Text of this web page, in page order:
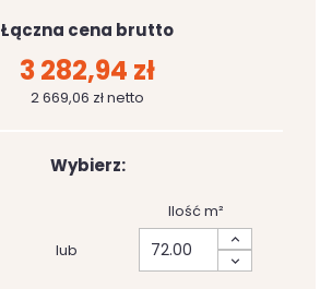
Łączna cena brutto
3 282,94 zł
2 669,06 zł netto
Wybierz:
lub
Ilość m²